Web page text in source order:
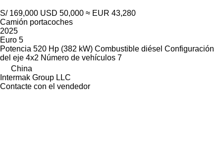
S/ 169,000 USD 50,000 ≈ EUR 43,280
Camión portacoches
2025
Euro 5
Potencia 520 Hp (382 kW) Combustible diésel Configuración
del eje 4x2 Número de vehículos 7
China
Intermak Group LLC
Contacte con el vendedor